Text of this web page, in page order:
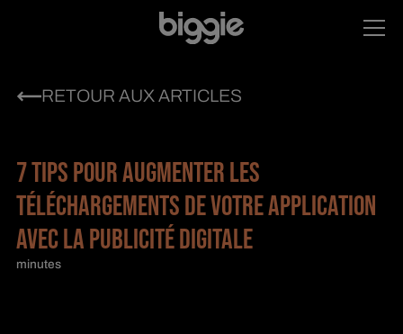
RETOUR AUX ARTICLES
7 TIPS POUR AUGMENTER LES
TÉLÉCHARGEMENTS DE VOTRE APPLICATION
AVEC LA PUBLICITÉ DIGITALE
minutes